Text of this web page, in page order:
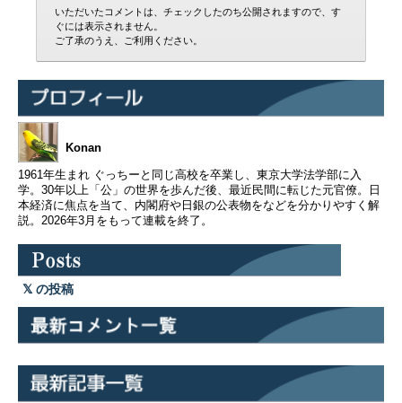
いただいたコメントは、チェックしたのち公開されますので、す
ぐには表示されません。
ご了承のうえ、ご利用ください。
Konan
1961年生まれ ぐっちーと同じ高校を卒業し、東京大学法学部に入
学。30年以上「公」の世界を歩んだ後、最近民間に転じた元官僚。日
本経済に焦点を当て、内閣府や日銀の公表物をなどを分かりやすく解
説。2026年3月をもって連載を終了。
の投稿